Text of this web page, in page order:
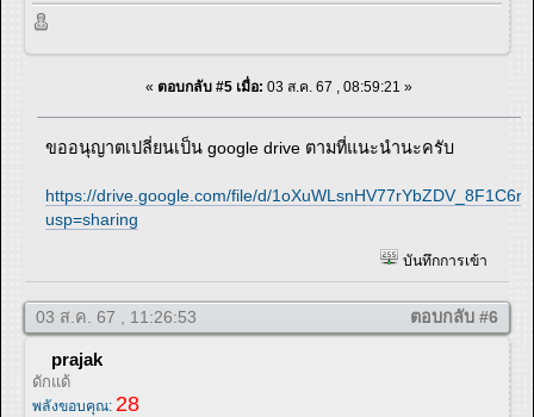
« ตอบกลับ #5 เมื่อ: 03 ส.ค. 67 , 08:59:21 »
ขออนุญาตเปลี่ยนเป็น google drive ตามที่แนะนำนะครับ
https://drive.google.com/file/d/
usp=sharing
บันทึกการเข้า
03 ส.ค. 67 , 11:26:53 ตอบกลับ #6
prajak
ดักแด้
พลังขอบคุณ: 28